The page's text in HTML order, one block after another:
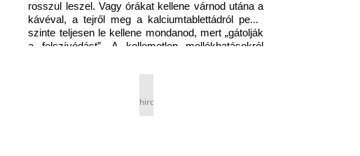
rosszul leszel. Vagy órákat kellene várnod utána a
kávéval, a tejről meg a kalciumtablettádról pedig
szinte teljesen le kellene mondanod, mert „gátolják
a felszívódást”. A kellemetlen mellékhatásokról
hirdetés